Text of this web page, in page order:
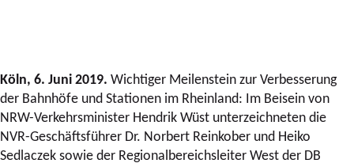
Köln, 6. Juni 2019. Wichtiger Meilenstein zur Verbesserung
der Bahnhöfe und Stationen im Rheinland: Im Beisein von
NRW-Verkehrsminister Hendrik Wüst unterzeichneten die
NVR-Geschäftsführer Dr. Norbert Reinkober und Heiko
Sedlaczek sowie der Regionalbereichsleiter West der DB